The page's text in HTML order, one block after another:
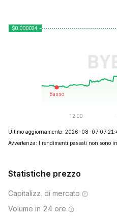
Ultimo aggiornamento: 2026-08-07
Avvertenza: I rendimenti passati non sono
Statistiche prezzo
Capitalizz. di mercato
Volume in 24 ore